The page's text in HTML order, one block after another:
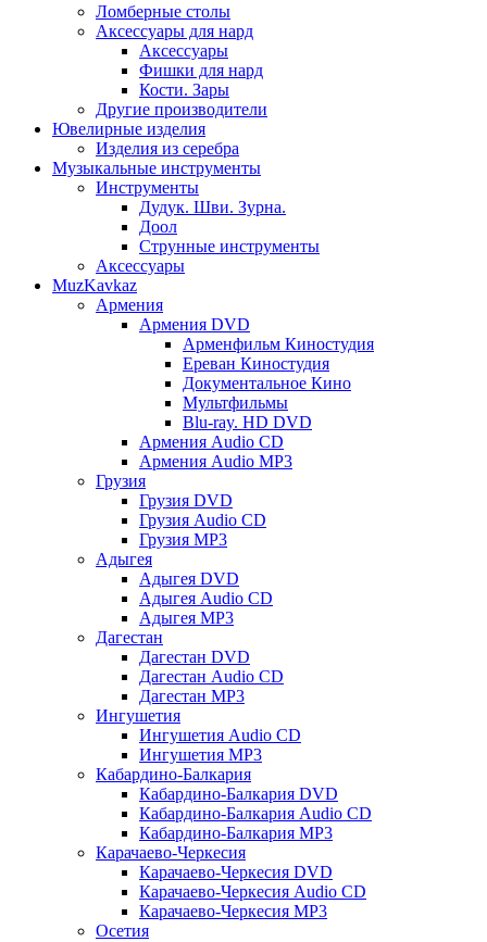
Ломберные столы
Аксессуары для нард
Аксессуары
Фишки для нард
Кости. Зары
Другие производители
Ювелирные изделия
Изделия из серебра
Музыкальные инструменты
Инструменты
Дудук. Шви. Зурна.
Доол
Струнные инструменты
Аксессуары
MuzKavkaz
Армения
Армения DVD
Арменфильм Киностудия
Ереван Киностудия
Документальное Кино
Мультфильмы
Blu-ray. HD DVD
Армения Audio CD
Армения Audio MP3
Грузия
Грузия DVD
Грузия Audio CD
Грузия MP3
Адыгея
Адыгея DVD
Адыгея Audio CD
Адыгея MP3
Дагестан
Дагестан DVD
Дагестан Audio CD
Дагестан MP3
Ингушетия
Ингушетия Audio CD
Ингушетия MP3
Кабардино-Балкария
Кабардино-Балкария DVD
Кабардино-Балкария Audio CD
Кабардино-Балкария MP3
Карачаево-Черкесия
Карачаево-Черкесия DVD
Карачаево-Черкесия Audio CD
Карачаево-Черкесия MP3
Осетия